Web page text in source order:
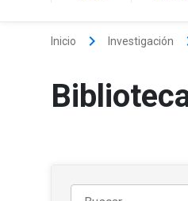
Inicio keyboard_arrow_right Investigación